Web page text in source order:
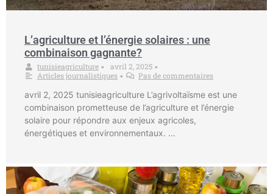
L’agriculture et l’énergie solaires : une
combinaison gagnante?
tunisieagriculture • avril 2, 2025 •
Articles journalistiques • Pas de commentaires
avril 2, 2025 tunisieagriculture L’agrivoltaïsme est une
combinaison prometteuse de l’agriculture et l’énergie
solaire pour répondre aux enjeux agricoles,
énergétiques et environnementaux. …